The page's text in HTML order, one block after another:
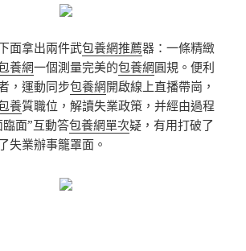
面拿出兩件武包養網推薦器：一條精緻
養網一個測量完美的包養網圓規。便利
，運動同步包養網開啟線上直播帶崗，
養質職位，解讀失業政策，并經由過程
面”互動答包養網單次疑，有用打破了
失業辦事籠罩面。